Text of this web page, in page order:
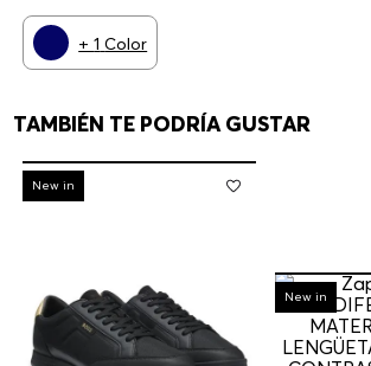
+1 Color
TAMBIÉN TE PODRÍA GUSTAR
-30%
New in
-30%
New in